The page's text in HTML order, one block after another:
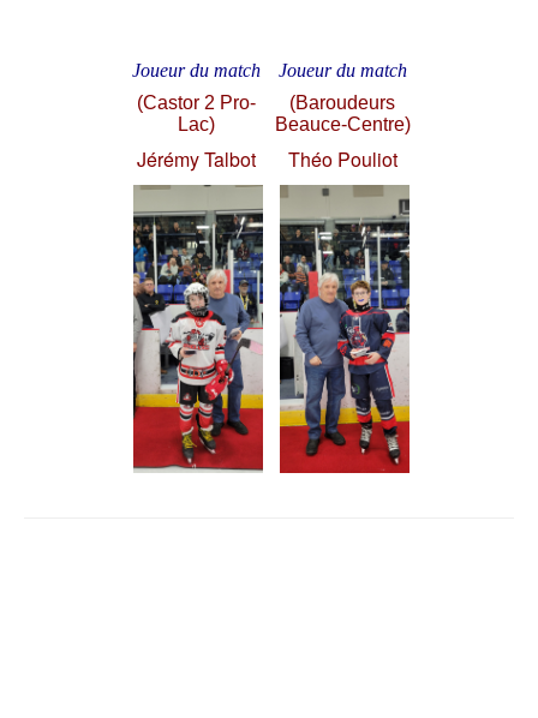
Joueur du match
(Castor 2 Pro-
Lac)
Joueur du match
(Baroudeurs
Beauce-Centre)
Jérémy Talbot Théo Pouliot